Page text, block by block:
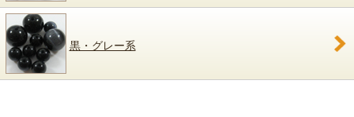
黒・グレー系